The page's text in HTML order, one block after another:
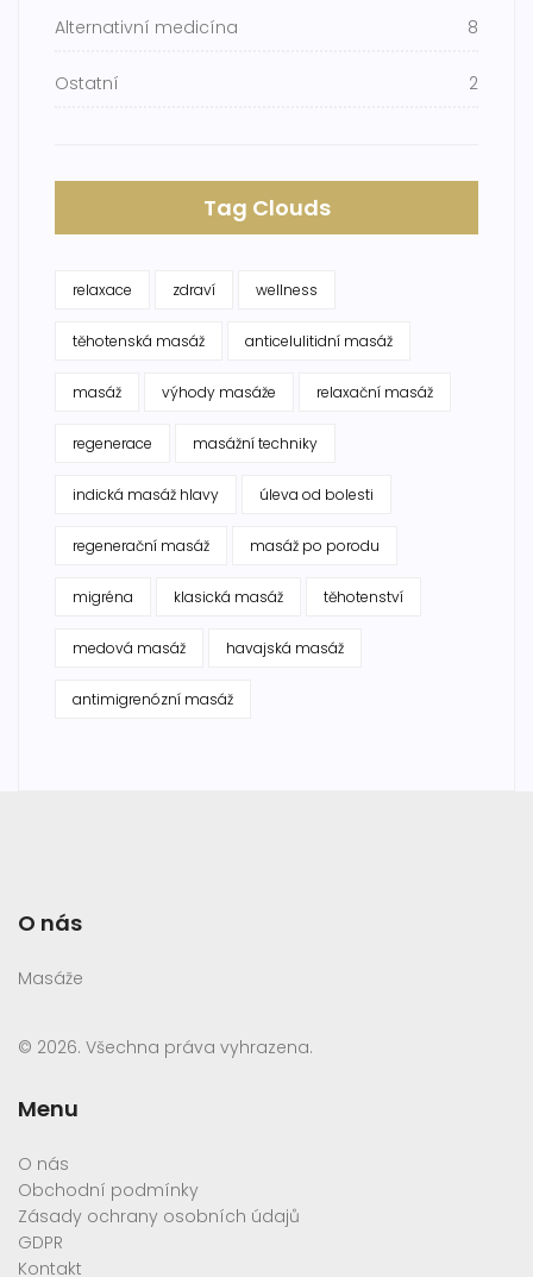
Alternativní medicína 8
Ostatní 2
Tag Clouds
relaxace zdraví wellness
těhotenská masáž anticelulitidní masáž
masáž výhody masáže relaxační masáž
regenerace masážní techniky
indická masáž hlavy úleva od bolesti
regenerační masáž masáž po porodu
migréna klasická masáž těhotenství
medová masáž havajská masáž
antimigrenózní masáž
O nás
Masáže
© 2026. Všechna práva vyhrazena.
Menu
O nás
Obchodní podmínky
Zásady ochrany osobních údajů
GDPR
Kontakt